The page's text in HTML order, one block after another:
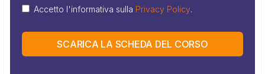
Accetto l'informativa sulla Privacy Policy.
SCARICA LA SCHEDA DEL CORSO